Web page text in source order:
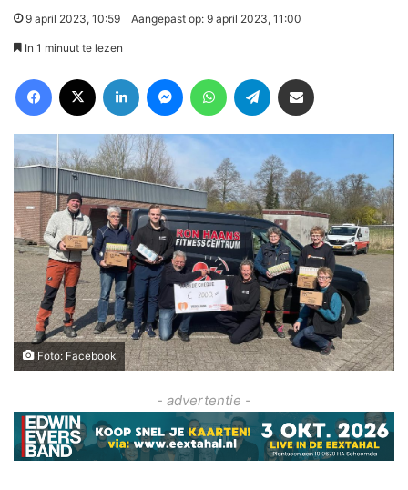
9 april 2023, 10:59 Aangepast op: 9 april 2023, 11:00
In 1 minuut te lezen
Foto: Facebook
- advertentie -